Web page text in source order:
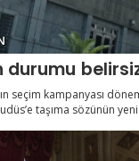
İsrail elçiliğinin durumu
seçim kampanyası
taşıma sözünün